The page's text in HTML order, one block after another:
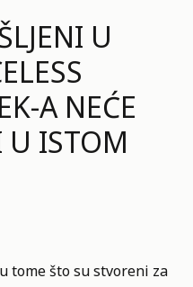
U
A NEĆE
U ISTOM
tome što su stvoreni za